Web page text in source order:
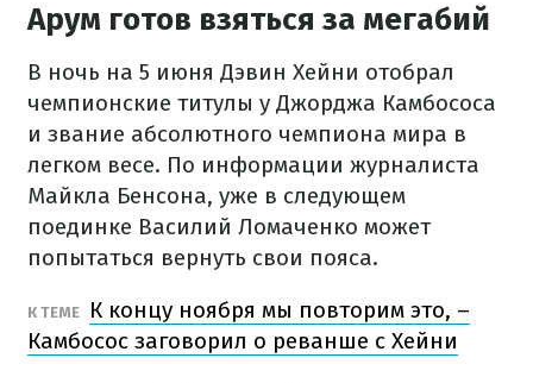
Арум готов взяться за мегабий
В ночь на 5 июня Дэвин Хейни отобрал
чемпионские титулы у Джорджа Камбососа
и звание абсолютного чемпиона мира в
легком весе. По информации журналиста
Майкла Бенсона, уже в следующем
поединке Василий Ломаченко может
попытаться вернуть свои пояса.
К ТЕМЕ
К концу ноября мы повторим это, –
Камбосос заговорил о реванше с Хейни